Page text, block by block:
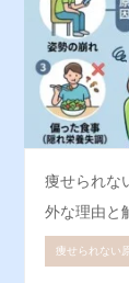
痩せられな
外な理由と
痩せられない